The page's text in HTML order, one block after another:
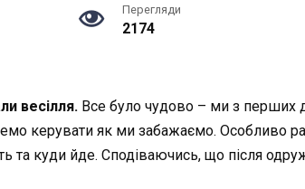
Перегляди
2174
весілля. Все було чудово – ми з перших
керувати як ми забажаємо. Особливо
та куди йде. Сподіваючись, що після